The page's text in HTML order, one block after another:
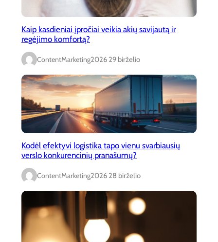
Kaip kasdieniai įpročiai veikia akių savijautą ir
regėjimo komfortą?
ContentMarketing2026 29 birželio
Kodėl efektyvi logistika tapo vienu svarbiausių
verslo konkurencinių pranašumų?
ContentMarketing2026 28 birželio